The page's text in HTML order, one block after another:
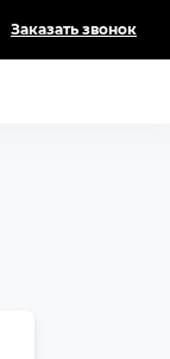
Заказать звонок